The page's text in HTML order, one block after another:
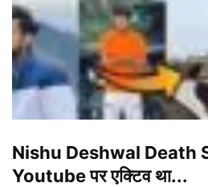
Nishu Deshwal Death
Youtube पर एक्टिव था...